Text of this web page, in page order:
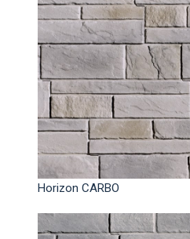
Horizon CARBO